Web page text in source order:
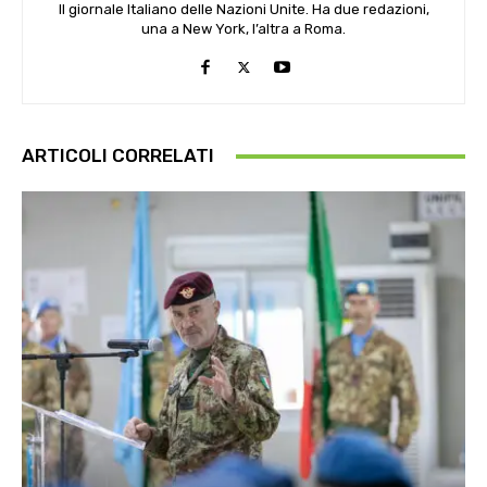
Il giornale Italiano delle Nazioni Unite. Ha due redazioni,
una a New York, l’altra a Roma.
ARTICOLI CORRELATI